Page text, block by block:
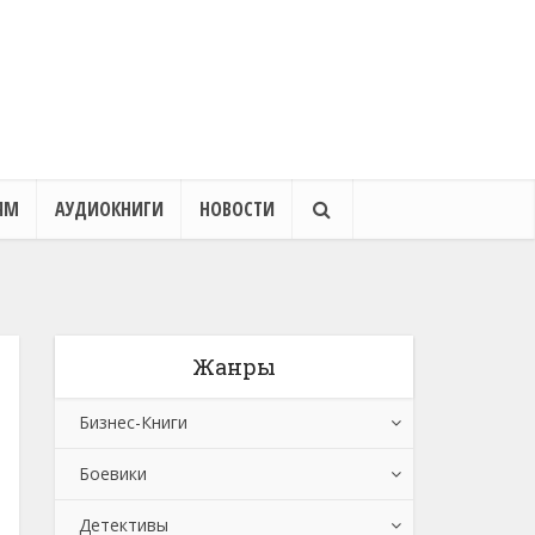
АУДИОКНИГИ НОВОСТИ
Жанры
Бизнес-Книги
Банковское дело
Бухучет, налогообложение, аудит
Боевики
Боевики: Прочее
Детективы